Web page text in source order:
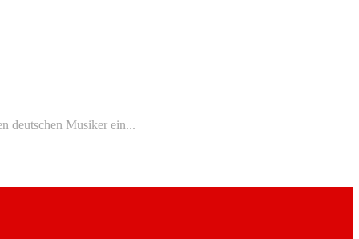
deutschen Musiker ein...